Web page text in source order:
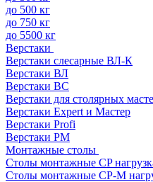
до 500 кг
до 750 кг
до 5500 кг
Верстаки
Верстаки слесарные ВЛ-К
Верстаки ВЛ
Верстаки ВС
Верстаки для столярных
Верстаки Expert и Мастер
Верстаки Profi
Верстаки РМ
Монтажные столы
Столы монтажные СP
Столы монтажные СР-М